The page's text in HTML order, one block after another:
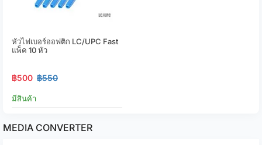
หัวไฟเบอร์ออฟติก LC/UPC Fast
แพ็ค 10 หัว
฿500 ฿550
มีสินค้า
MEDIA CONVERTER